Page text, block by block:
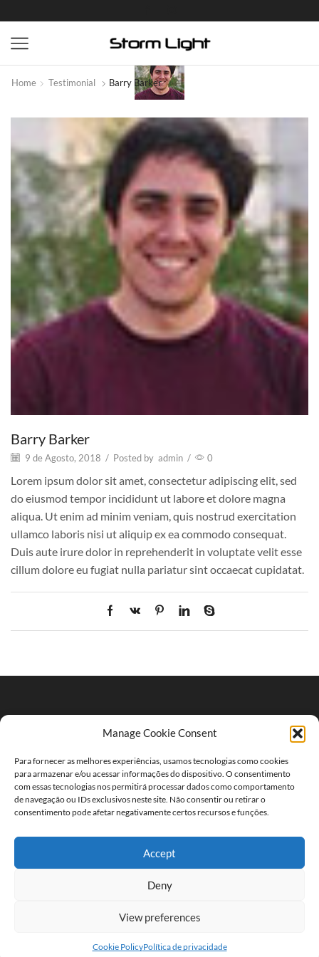
Manage Cookie Consent
Para fornecer as melhores experiências, usamos tecnologias como cookies
para armazenar e/ou acessar informações do dispositivo. O consentimento
com essas tecnologias nos permitirá processar dados como comportamento
de navegação ou IDs exclusivos neste site. Não consentir ou retirar o
consentimento pode afetar negativamente certos recursos e funções.
Accept
Deny
View preferences
Cookie PolicyPolítica de privacidade
Home Testimonial Barry Barker
Barry Barker
9 de Agosto, 2018 / Posted by admin / 0
Lorem ipsum dolor sit amet, consectetur adipiscing elit, sed
do eiusmod tempor incididunt ut labore et dolore magna
aliqua. Ut enim ad minim veniam, quis nostrud exercitation
ullamco laboris nisi ut aliquip ex ea commodo consequat.
Duis aute irure dolor in reprehenderit in voluptate velit esse
cillum dolore eu fugiat nulla pariatur sint occaecat cupidatat.
Faça parte do nosso leque de clientes.
Rua António Pereira Vidal Xavier, nº6
Email: geral@storm-light.pt
Telefone: +234 661 068
Política de cookies
Ⓒ Created by Consultec
Shop Wishlist Cart